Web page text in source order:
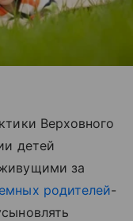
Верховного
детей
за
родителей-